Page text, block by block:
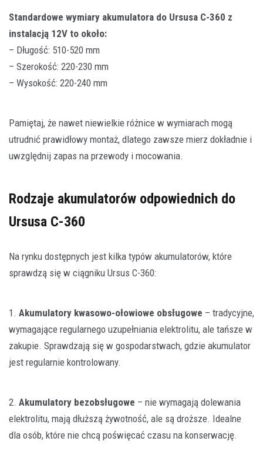
Standardowe wymiary akumulatora do Ursusa C-360 z
instalacją 12V to około:
– Długość: 510-520 mm
– Szerokość: 220-230 mm
– Wysokość: 220-240 mm
Pamiętaj, że nawet niewielkie różnice w wymiarach mogą
utrudnić prawidłowy montaż, dlatego zawsze mierz dokładnie i
uwzględnij zapas na przewody i mocowania.
Rodzaje akumulatorów odpowiednich do
Ursusa C-360
Na rynku dostępnych jest kilka typów akumulatorów, które
sprawdzą się w ciągniku Ursus C-360:
1. Akumulatory kwasowo-ołowiowe obsługowe – tradycyjne,
wymagające regularnego uzupełniania elektrolitu, ale tańsze w
zakupie. Sprawdzają się w gospodarstwach, gdzie akumulator
jest regularnie kontrolowany.
2. Akumulatory bezobsługowe – nie wymagają dolewania
elektrolitu, mają dłuższą żywotność, ale są droższe. Idealne
dla osób, które nie chcą poświęcać czasu na konserwację.